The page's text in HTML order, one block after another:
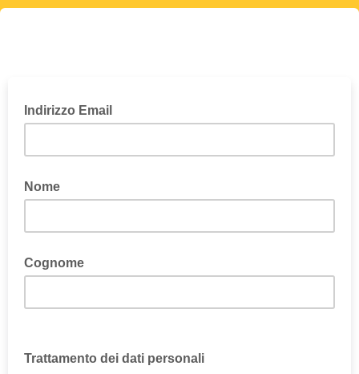
Indirizzo Email
Nome
Cognome
Trattamento dei dati personali